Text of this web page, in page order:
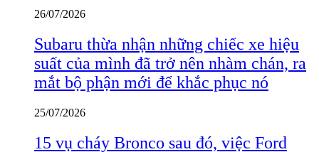
26/07/2026
Subaru thừa nhận những chiếc xe hiệu
suất của mình đã trở nên nhàm chán, ra
mắt bộ phận mới để khắc phục nó
25/07/2026
15 vụ cháy Bronco sau đó, việc Ford